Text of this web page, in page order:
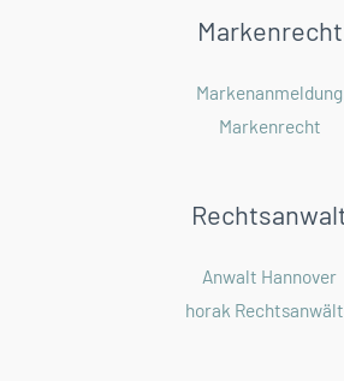
Markenrecht
Markenanmeldung
Markenrecht
Anwalt Hannover
horak